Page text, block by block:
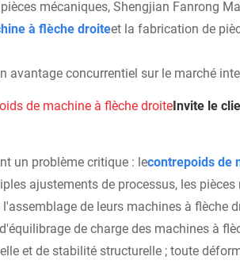
mécaniques, Shengjian Fanrong
à flèche droiteet la fabrication de
avantage concurrentiel sur le marché
de machine à flèche droiteInvite le
un problème critique : lecontrepoids de
ajustements de processus, les
de leurs machines à flèche
de charge des machines à
et de stabilité structurelle ; toute